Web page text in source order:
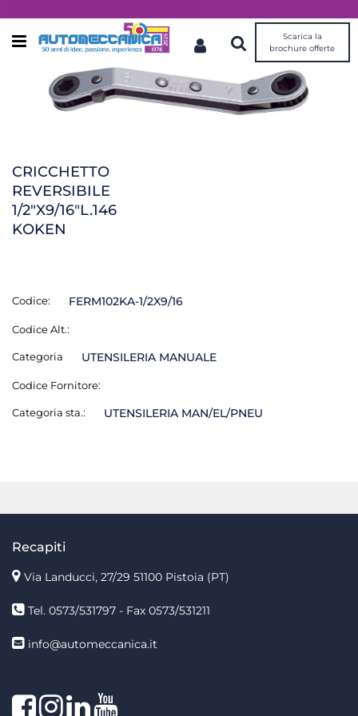
Open menu
Scarica la
brochure offerte
CRICCHETTO
REVERSIBILE
1/2"X9/16"L.146
KOKEN
Codice: FERM102KA-1/2X9/16
Codice Alt.:
Categoria UTENSILERIA MANUALE
Codice Fornitore:
Categoria sta.: UTENSILERIA MAN/EL/PNEU
Recapiti
Via Landucci, 27/29 51100 Pistoia (PT)
Tel. 0573/531797 - Fax 0573/531211
info@automeccanica.it
FacebookInstagram
linkedin